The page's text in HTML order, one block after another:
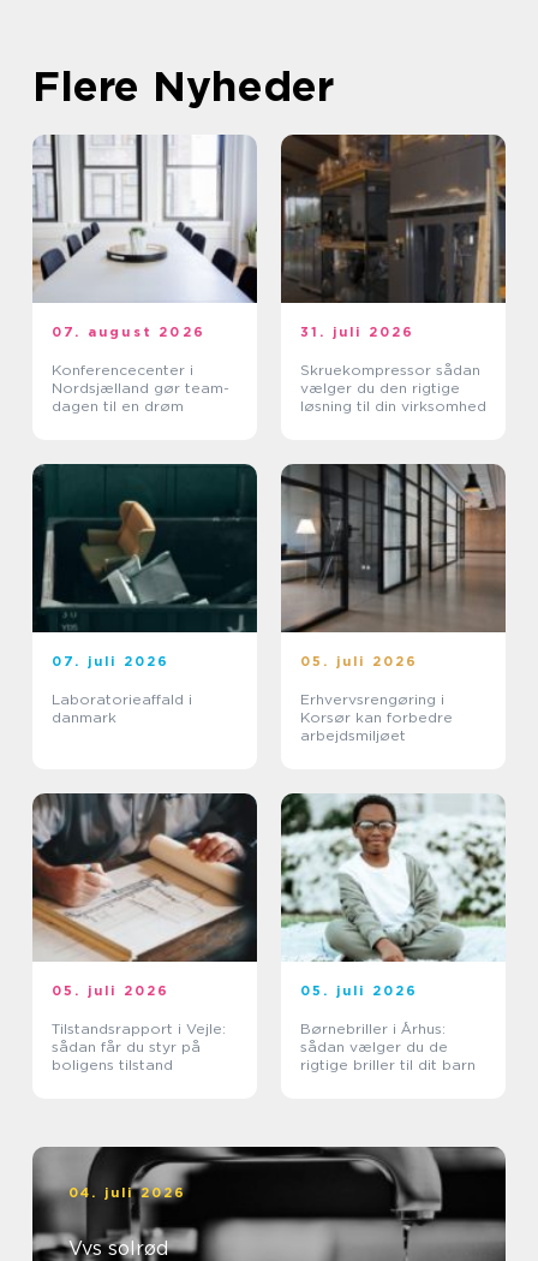
Flere Nyheder
07. august 2026
Konferencecenter i
Nordsjælland gør team-
dagen til en drøm
31. juli 2026
Skruekompressor sådan
vælger du den rigtige
løsning til din virksomhed
07. juli 2026
Laboratorieaffald i
danmark
05. juli 2026
Erhvervsrengøring i
Korsør kan forbedre
arbejdsmiljøet
05. juli 2026
Tilstandsrapport i Vejle:
sådan får du styr på
boligens tilstand
05. juli 2026
Børnebriller i Århus:
sådan vælger du de
rigtige briller til dit barn
04. juli 2026
Vvs solrød